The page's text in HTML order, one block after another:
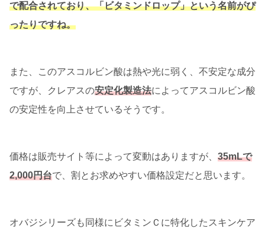
で配合されており、「ビタミンドロップ」という名前がぴ
ったりですね。
また、このアスコルビン酸は熱や光に弱く、不安定な成分
ですが、クレアスの安定化製造法によってアスコルビン酸
の安定性を向上させているそうです。
価格は販売サイト等によって変動はありますが、 35mLで
2,000円台で、割とお求めやすい価格設定だと思います。
オバジシリーズも同様にビタミンＣに特化したスキンケア